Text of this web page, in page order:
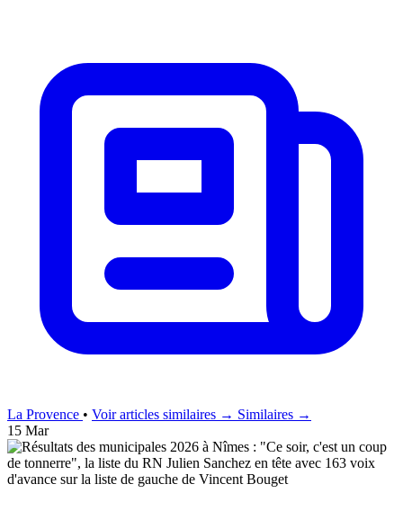
La Provence • Voir articles similaires → Similaires →
15 Mar